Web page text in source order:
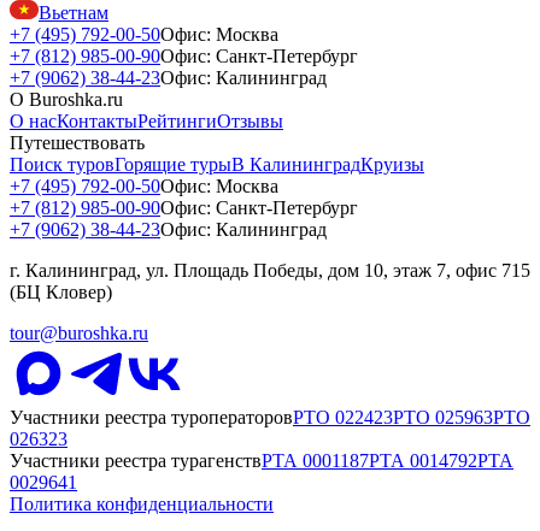
Вьетнам
+7 (495) 792-00-50Офис: Москва
+7 (812) 985-00-90Офис: Санкт-Петербург
+7 (9062) 38-44-23Офис: Калининград
О Buroshka.ru
О насКонтактыРейтингиОтзывы
Путешествовать
Поиск туровГорящие турыВ КалининградКруизы
+7 (495) 792-00-50Офис: Москва
+7 (812) 985-00-90Офис: Санкт-Петербург
+7 (9062) 38-44-23Офис: Калининград
г. Калининград, ул. Площадь Победы, дом 10, этаж 7, офис 715
(БЦ Кловер)
tour@buroshka.ru
Участники реестра туроператоровРТО 022423РТО 025963РТО
026323
Участники реестра турагенствРТА 0001187РТА 0014792РТА
0029641
Политика конфиденциальности